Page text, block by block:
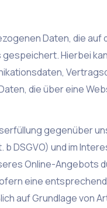
Daten, die auf
Hierbei
die über eine
gegenüber
DSGVO) und im
Online-Angebots
eine
auf Grundlage von